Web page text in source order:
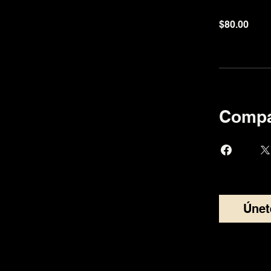
$80.00